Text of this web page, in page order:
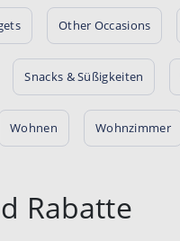
Other Occasions
Snacks & Süßigkeiten
Wohnen Wohnzimmer
Rabatte